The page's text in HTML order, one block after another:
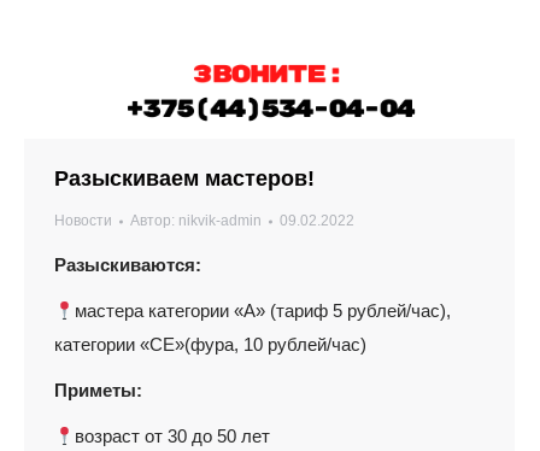
Разыскиваем мастеров!
Новости Автор: nikvik-admin 09.02.2022
Разыскиваются:
мастера категории «А» (тариф 5 рублей/час),
категории «СЕ»(фура, 10 рублей/час)
Приметы:
возраст от 30 до 50 лет